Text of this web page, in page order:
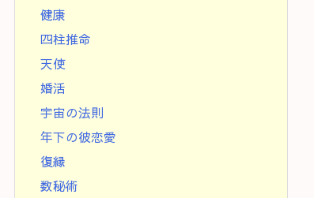
健康
四柱推命
天使
婚活
宇宙の法則
年下の彼恋愛
復縁
数秘術